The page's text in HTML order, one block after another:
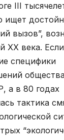
III
ищет
вызов”,
XX века.
специфики
а в 80 годах
тактика